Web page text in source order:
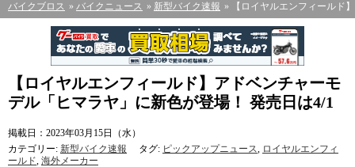
バイクブロス バイクニュース 新型バイク速報 【ロイヤルエンフィールド
【ロイヤルエンフィールド】アドベンチャーモ
デル「ヒマラヤ」に新色が登場！ 発売日は4/1
掲載日：2023年03月15日（水）
カテゴリー: 新型バイク速報 タグ: ピックアップニュース, ロイヤルエンフィ
ールド, 海外メーカー